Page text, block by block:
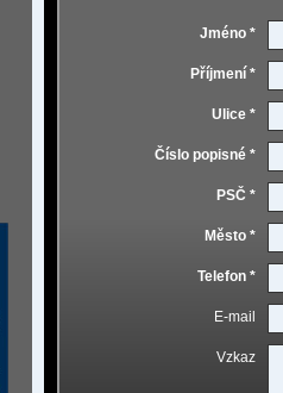
Jméno *
Příjmení *
Ulice *
Číslo popisné *
PSČ *
Město *
Telefon *
E-mail
Vzkaz